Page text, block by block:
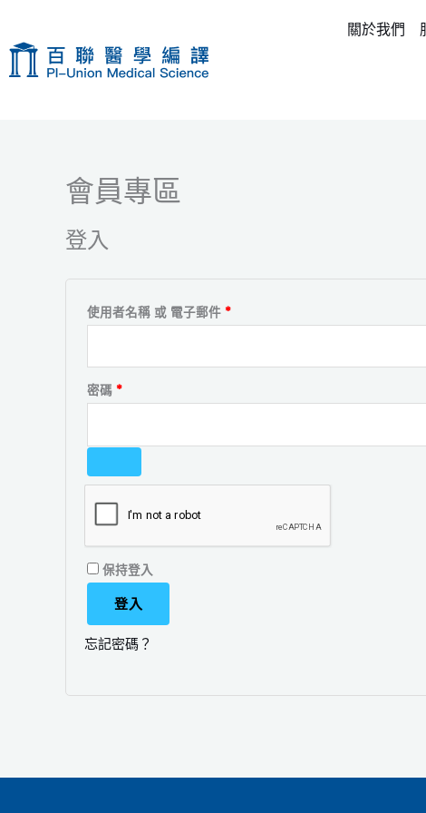
主
要
關於我們
會員專區
登入
使用者名稱 或 電子郵件 *
密碼 *
必
保持登入
登入
忘記密碼？